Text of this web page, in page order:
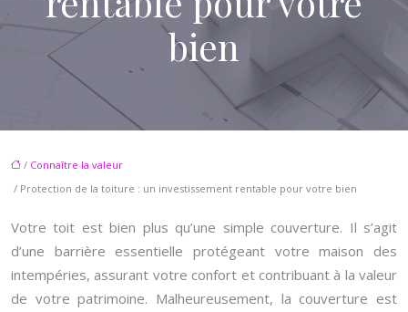
bien
/ Connaître la valeur
/ Protection de la toiture : un investissement rentable pour votre bien
Votre toit est bien plus qu’une simple couverture. Il s’agit
d’une barrière essentielle protégeant votre maison des
intempéries, assurant votre confort et contribuant à la valeur
de votre patrimoine. Malheureusement, la couverture est